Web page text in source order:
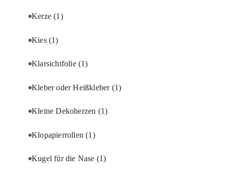
Kerze(1)
Kies (1)
Klarsichtfolie (1)
Kleber oder Heißkleber (1)
Kleine Dekoherzen (1)
Klopapierrollen(1)
Kugel für die Nase (1)